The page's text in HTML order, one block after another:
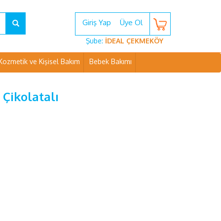
Giriş Yap Üye Ol
Şube: İDEAL ÇEKMEKÖY
ve Kişisel Bakım Bebek Bakımı